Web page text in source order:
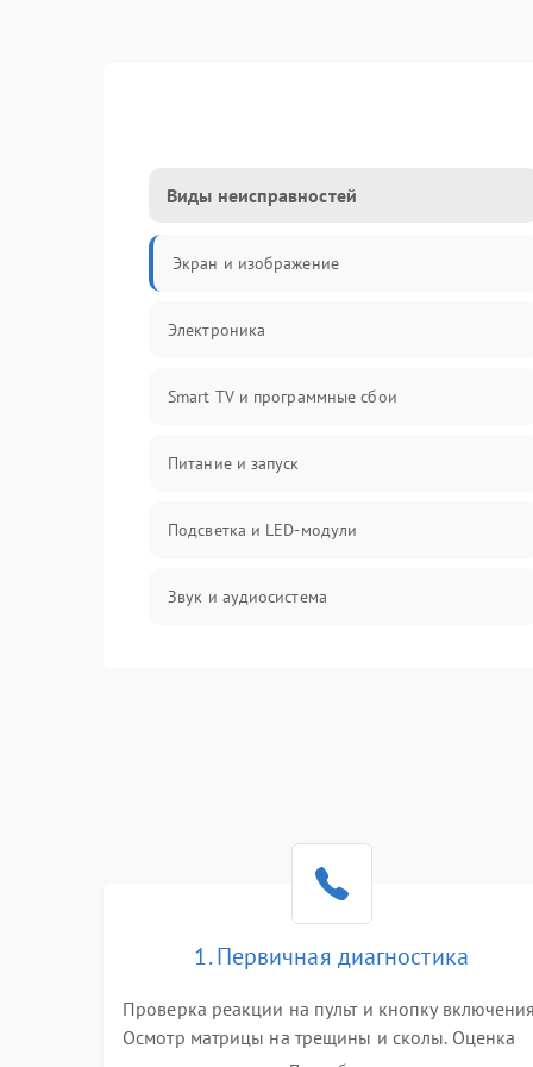
Виды неисправностей
Экран и изображение
Электроника
Smart TV и программные сбои
Питание и запуск
Подсветка и LED-модули
Звук и аудиосистема
Программное обеспечение
Корпус и механика
1. Первичная диагностика
Проверка реакции на пульт и кнопку
Осмотр матрицы на трещины и сколы. Оценка